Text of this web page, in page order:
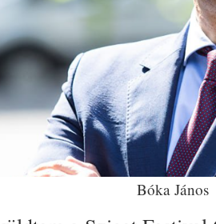
Bóka János